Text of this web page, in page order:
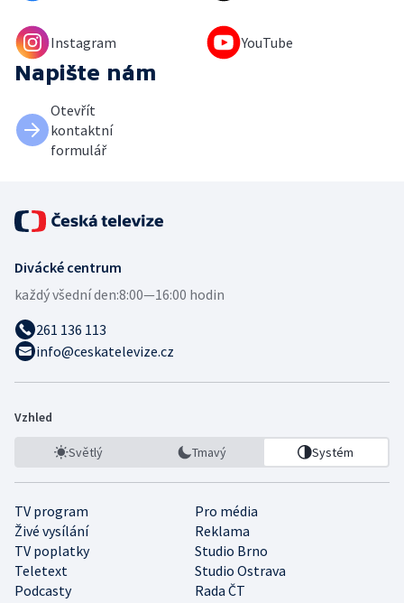
Instagram YouTube
Napište nám
Otevřít
kontaktní
formulář
Divácké centrum
každý všední den:8:00—16:00 hodin
261 136 113
info@ceskatelevize.cz
Vzhled
Světlý Tmavý Systém
TV program
Pro média
Živé vysílání
Reklama
TV poplatky
Studio Brno
Teletext
Studio Ostrava
Podcasty
Rada ČT